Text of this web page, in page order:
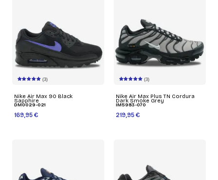
(3)
Nike Air Max 90 Black
Sapphire
DM0029-021
169,95 €
(3)
Nike Air Max Plus TN Cordura
Dark Smoke Grey
IM5983-070
219,95 €